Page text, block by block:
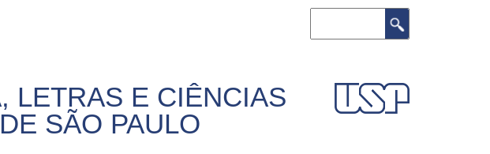
LETRAS E CIÊNCIAS
SÃO PAULO